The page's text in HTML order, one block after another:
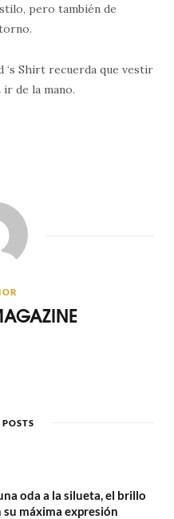
pero también de
‘s Shirt recuerda que vestir
de la mano.
W
e
oda a la silueta, el brillo
máxima expresión